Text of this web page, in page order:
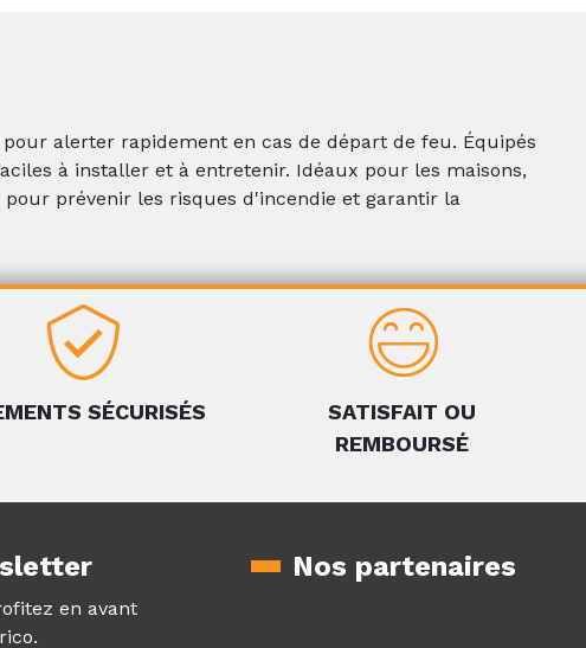
alerter rapidement en cas de départ de feu. Équipés
à installer et à entretenir. Idéaux pour les maisons,
prévenir les risques d'incendie et garantir la
SÉCURISÉS
SATISFAIT OU
REMBOURSÉ
en avant
Nos partenaires